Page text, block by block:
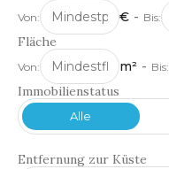
Von: € - Bis:
Fläche
Von: m² - Bis:
Immobilienstatus
Alle
Entfernung zur Küste